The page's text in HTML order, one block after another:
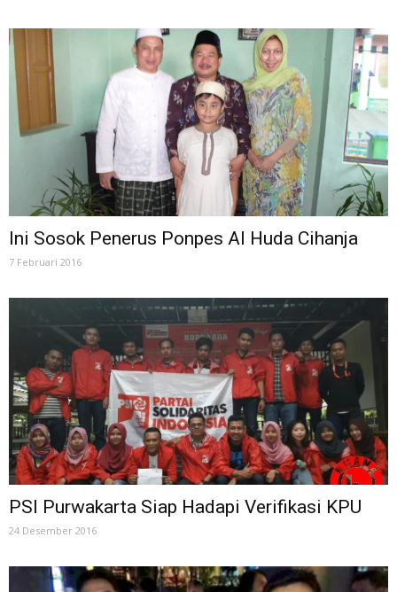
Ini Sosok Penerus Ponpes Al Huda Cihanja
7 Februari 2016
PSI Purwakarta Siap Hadapi Verifikasi KPU
24 Desember 2016